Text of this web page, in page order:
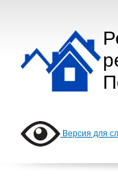
Версия для